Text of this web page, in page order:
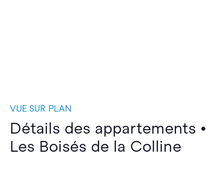
VUE SUR PLAN
Détails des appartements •
Les Boisés de la Colline